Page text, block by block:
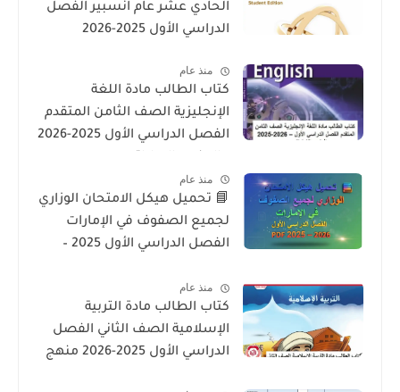
الحادي عشر عام انسبير الفصل
الدراسي الأول 2025-2026
منذ عام
كتاب الطالب مادة اللغة
الإنجليزية الصف الثامن المتقدم
الفصل الدراسي الأول 2025-2026
منذ عام
📘 تحميل هيكل الامتحان الوزاري
لجميع الصفوف في الإمارات
الفصل الدراسي الأول 2025 –
منذ عام
كتاب الطالب مادة التربية
الإسلامية الصف الثاني الفصل
الدراسي الأول 2025-2026 منهج